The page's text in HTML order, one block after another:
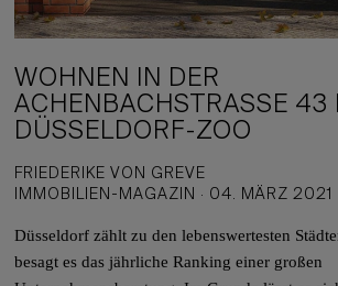
WOHNEN IN DER
ACHENBACHSTRASSE 43
ÜSSELDORF-ZOO
FRIEDERIKE VON GREVE
IMMOBILIEN-MAGAZIN · 04. MÄRZ 2021
Düsseldorf zählt zu den lebenswertesten
besagt es das jährliche Ranking einer großen